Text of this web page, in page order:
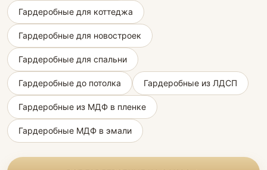
Гардеробные для коттеджа
Гардеробные для новостроек
Гардеробные для спальни
Гардеробные до потолка Гардеробные из ЛДСП
Гардеробные из МДФ в пленке
Гардеробные МДФ в эмали